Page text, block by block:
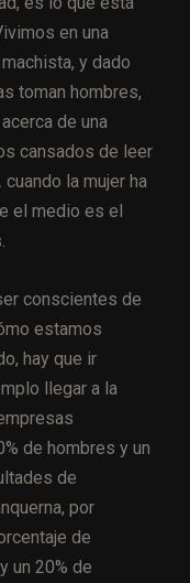
en una
y dado
toman hombres,
de una
cansados de leer
cuando la mujer ha
el medio es el
conscientes de
estamos
hay que ir
llegar a la
de hombres y un
de
por
de
un 20% de